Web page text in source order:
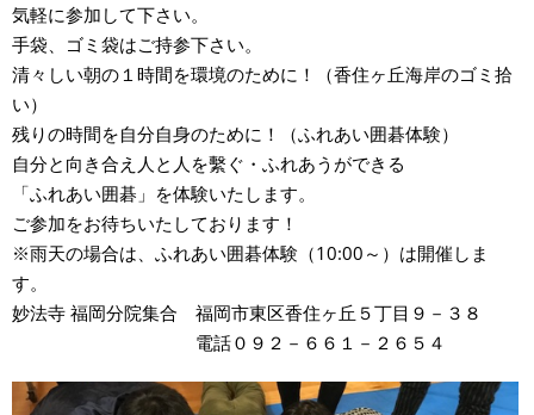
気軽に参加して下さい。
手袋、ゴミ袋はご持参下さい。
清々しい朝の１時間を環境のために！（香住ヶ丘海岸のゴミ拾
い）
残りの時間を自分自身のために！（ふれあい囲碁体験）
自分と向き合え人と人を繫ぐ・ふれあうができる
「ふれあい囲碁」を体験いたします。
ご参加をお待ちいたしております！
※雨天の場合は、ふれあい囲碁体験（10:00～）は開催しま
す。
妙法寺 福岡分院集合 福岡市東区香住ヶ丘５丁目９－３８
電話０９２－６６１－２６５４